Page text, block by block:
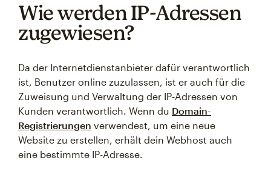
Wie werden IP-Adressen
zugewiesen?
Da der Internetdienstanbieter dafür verantwortlich
ist, Benutzer online zuzulassen, ist er auch für die
Zuweisung und Verwaltung der IP-Adressen von
Kunden verantwortlich. Wenn du Domain-
Registrierungen verwendest, um eine neue
Website zu erstellen, erhält dein Webhost auch
eine bestimmte IP-Adresse.